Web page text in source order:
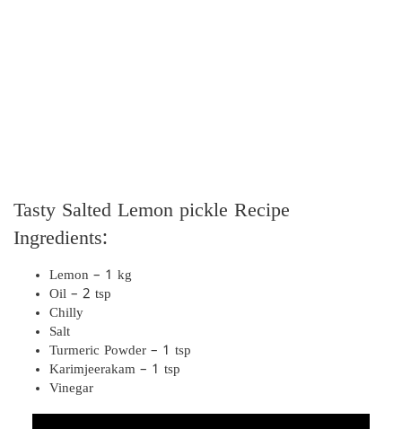
Tasty Salted Lemon pickle Recipe
Ingredients:
Lemon – 1 kg
Oil – 2 tsp
Chilly
Salt
Turmeric Powder – 1 tsp
Karimjeerakam – 1 tsp
Vinegar